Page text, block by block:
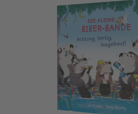
Die kleine Biber-Bande